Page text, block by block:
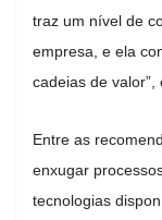
traz um nível de
empresa, e ela
cadeias de valor”,
Entre as
enxugar
tecnologias